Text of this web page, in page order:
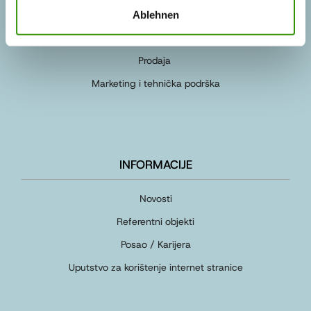
Ablehnen
Prodaja
Marketing i tehnička podrška
INFORMACIJE
Novosti
Referentni objekti
Posao / Karijera
Uputstvo za korištenje internet stranice